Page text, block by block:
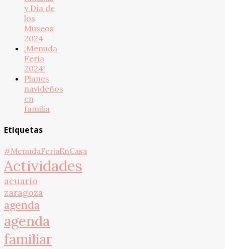
y Día de
los
Museos
2024
¡Menuda
Feria
2024!
Planes
navideños
en
familia
Etiquetas
#MenudaFeriaEnCasa
Actividades
acuario
zaragoza
agenda
agenda
familiar